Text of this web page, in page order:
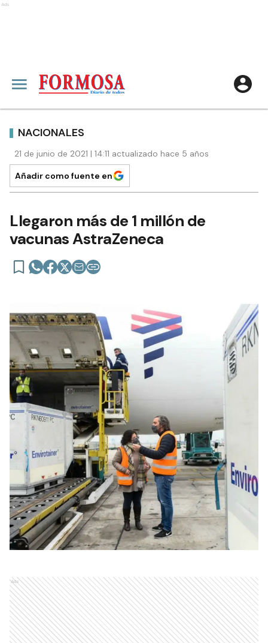
Ads
NACIONALES
21 de junio de 2021 | 14:11 actualizado hace 5 años
Añadir como fuente en
Llegaron más de 1 millón de
vacunas AstraZeneca
Ads